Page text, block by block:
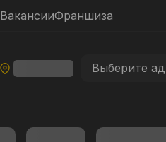
ВакансииФраншиза
Выберите